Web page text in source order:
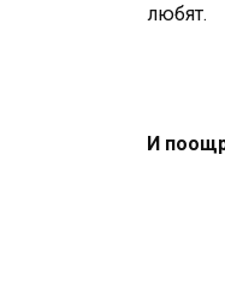
любят.
И